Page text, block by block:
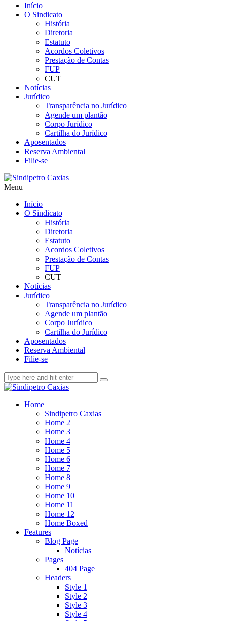
Início
O Sindicato
História
Diretoria
Estatuto
Acordos Coletivos
Prestação de Contas
FUP
CUT
Notícias
Jurídico
Transparência no Jurídico
Agende um plantão
Corpo Jurídico
Cartilha do Jurídico
Aposentados
Reserva Ambiental
Filie-se
Menu
Início
O Sindicato
História
Diretoria
Estatuto
Acordos Coletivos
Prestação de Contas
FUP
CUT
Notícias
Jurídico
Transparência no Jurídico
Agende um plantão
Corpo Jurídico
Cartilha do Jurídico
Aposentados
Reserva Ambiental
Filie-se
Home
Sindipetro Caxias
Home 2
Home 3
Home 4
Home 5
Home 6
Home 7
Home 8
Home 9
Home 10
Home 11
Home 12
Home Boxed
Features
Blog Page
Notícias
Pages
404 Page
Headers
Style 1
Style 2
Style 3
Style 4